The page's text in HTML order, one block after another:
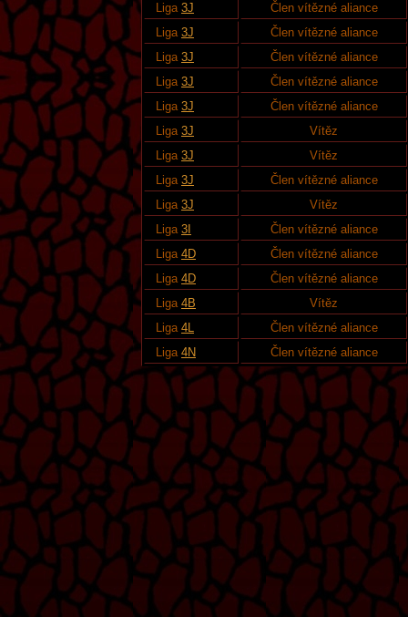
Liga 3J
Člen vítězné aliance
Liga 3J
Člen vítězné aliance
Liga 3J
Člen vítězné aliance
Liga 3J
Člen vítězné aliance
Liga 3J
Člen vítězné aliance
Liga 3J
Vítěz
Liga 3J
Vítěz
Liga 3J
Člen vítězné aliance
Liga 3J
Vítěz
Liga 3I
Člen vítězné aliance
Liga 4D
Člen vítězné aliance
Liga 4D
Člen vítězné aliance
Liga 4B
Vítěz
Liga 4L
Člen vítězné aliance
Liga 4N Člen vítězné aliance